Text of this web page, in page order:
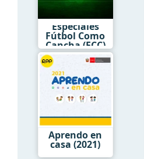
Especiales
Fútbol Como
Cancha (FCC)
Aprendo en
casa (2021)